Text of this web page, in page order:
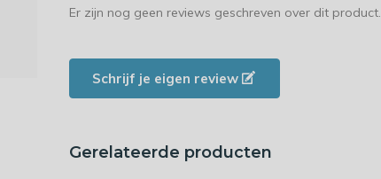
Er zijn nog geen reviews geschreven over dit product.
Schrijf je eigen review
Gerelateerde producten